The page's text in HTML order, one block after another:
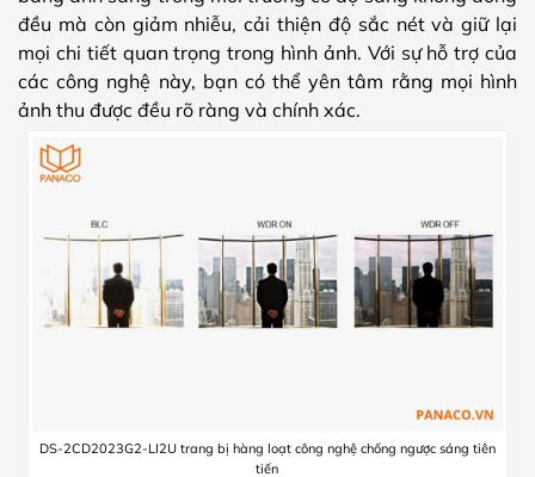
đều mà còn giảm nhiễu, cải thiện độ sắc nét và giữ lại
mọi chi tiết quan trọng trong hình ảnh. Với sự hỗ trợ của
các công nghệ này, bạn có thể yên tâm rằng mọi hình
ảnh thu được đều rõ ràng và chính xác.
DS-2CD2023G2-LI2U trang bị hàng loạt công nghệ chống ngược sáng tiên
tiến